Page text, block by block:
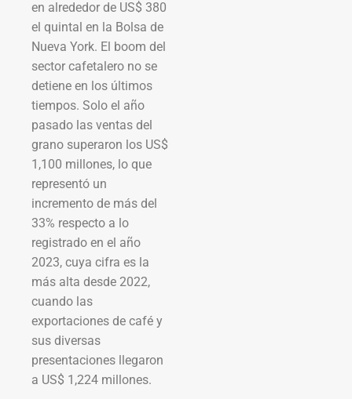
en alrededor de US$ 380
el quintal en la Bolsa de
Nueva York. El boom del
sector cafetalero no se
detiene en los últimos
tiempos. Solo el año
pasado las ventas del
grano superaron los US$
1,100 millones, lo que
representó un
incremento de más del
33% respecto a lo
registrado en el año
2023, cuya cifra es la
más alta desde 2022,
cuando las
exportaciones de café y
sus diversas
presentaciones llegaron
a US$ 1,224 millones.